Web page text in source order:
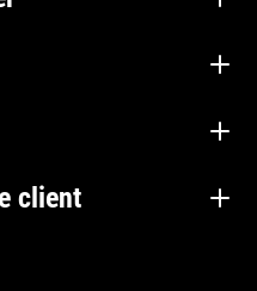
client